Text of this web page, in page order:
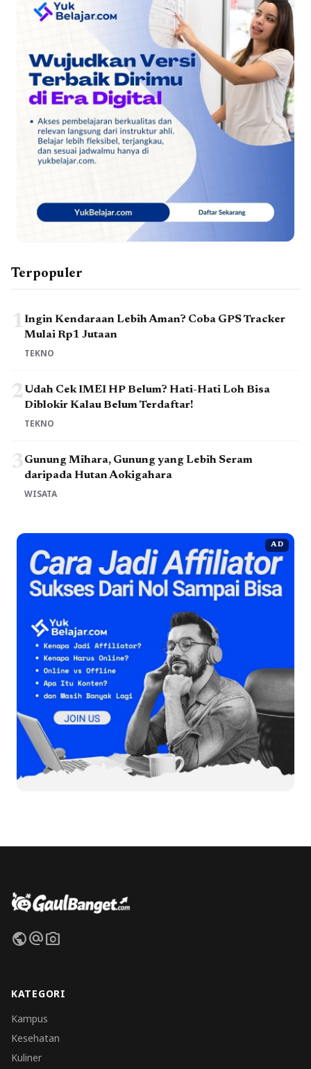
Terpopuler
1Ingin Kendaraan Lebih Aman? Coba GPS Tracker
Mulai Rp1 Jutaan
TEKNO
2Udah Cek IMEI HP Belum? Hati-Hati Loh Bisa
Diblokir Kalau Belum Terdaftar!
TEKNO
3Gunung Mihara, Gunung yang Lebih Seram
daripada Hutan Aokigahara
WISATA
AD
publicalternate_emailphoto_camera
KATEGORI
Kampus
Kesehatan
Kuliner